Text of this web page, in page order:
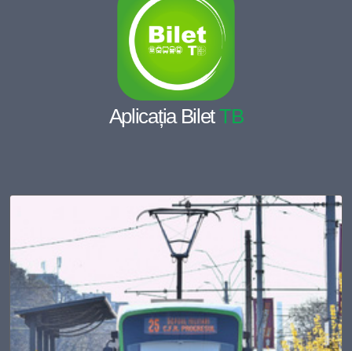
Aplicația BiletTB